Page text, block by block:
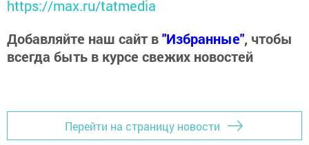
https://max.ru/tatmedia
Добавляйте наш сайт в"Избранные", чтобы
всегда быть в курсе свежих новостей
Перейти на страницу новости